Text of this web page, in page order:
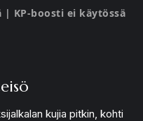
| KP-boosti ei käytössä
kujia pitkin, kohti